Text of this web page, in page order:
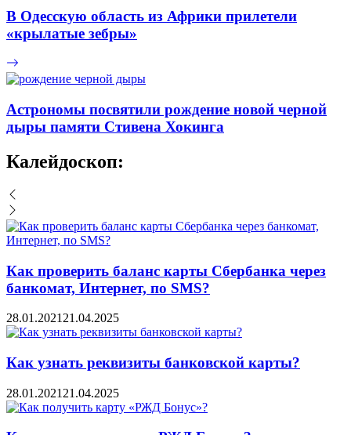
В Одесскую область из Африки прилетели
«крылатые зебры»
Астрономы посвятили рождение новой черной
дыры памяти Стивена Хокинга
Калейдоскоп:
Как проверить баланс карты Сбербанка через
банкомат, Интернет, по SMS?
28.01.2021 21.04.2025
Как узнать реквизиты банковской карты?
28.01.2021 21.04.2025